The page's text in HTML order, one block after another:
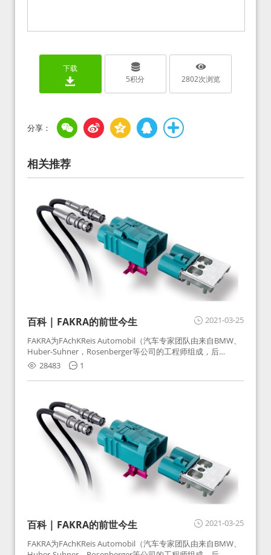
下载
5积分 2802次浏览
相关推荐
2021-03-25
百科 | FAKRA的前世今生
FAKRA为FAchKReis Automobil（汽车专家团队由来自BMW、
Huber-Suhner，Rosenberger等公司的工程师组成，后
Huber-Suhner相关连接器业务及技术在2010年并入
Rosenberger）缩写。起初为BMW需求用于车载收音机天线连
接，如今FAKRA已成为汽车行业通用标准的射频连接器，被业
28483 1
2021-03-25
百科 | FAKRA的前世今生
FAKRA为FAchKReis Automobil（汽车专家团队由来自BMW、